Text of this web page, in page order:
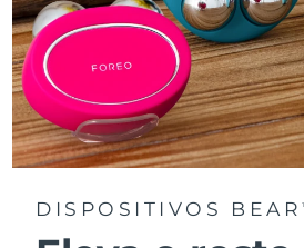
DISPOSITIVOS BEAR